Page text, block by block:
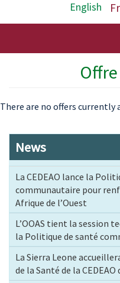
English
There are no offers currently
News
La CEDEAO lance la
communautaire pour
Afrique de l’Ouest
L’OOAS tient la session
la Politique de santé
La Sierra Leone
de la Santé de la